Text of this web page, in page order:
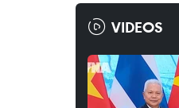
VIDEOS